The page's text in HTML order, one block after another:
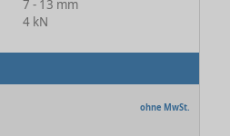
7 - 13 mm
4 kN
ohne MwSt.